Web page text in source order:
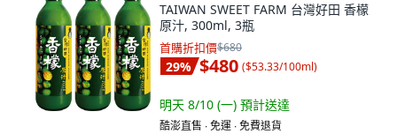
TAIWAN SWEET FARM 台灣好田 香檬
原汁, 300ml, 3瓶
首購折扣價$680
29% $480 ($53.33/100ml)
明天 8/10 (一) 預計送達
酷澎直售 ∙ 免運 ∙ 免費退貨